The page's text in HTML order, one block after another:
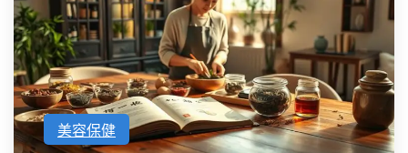
美容保健